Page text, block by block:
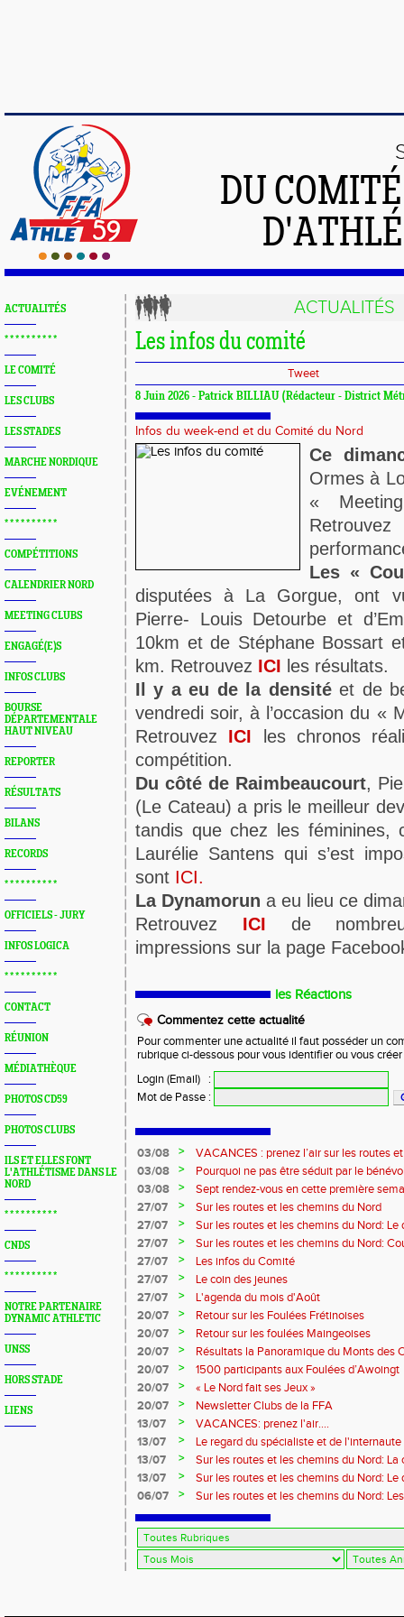
DU
ACTUALITÉS
* * * * * * * * * *
LE COMITÉ
LES CLUBS
LES STADES
MARCHE NORDIQUE
EVÉNEMENT
* * * * * * * * * *
COMPÉTITIONS
CALENDRIER NORD
MEETING CLUBS
ENGAGÉ(E)S
INFOS CLUBS
BOURSE
DÉPARTEMENTALE
HAUT NIVEAU
REPORTER
RÉSULTATS
BILANS
RECORDS
* * * * * * * * * *
OFFICIELS - JURY
INFOS LOGICA
* * * * * * * * * *
CONTACT
RÉUNION
MÉDIATHÈQUE
PHOTOS CD59
PHOTOS CLUBS
ILS ET ELLES FONT
L'ATHLÉTISME DANS LE
NORD
* * * * * * * * * *
CNDS
* * * * * * * * * *
NOTRE PARTENAIRE
DYNAMIC ATHLETIC
UNSS
HORS STADE
LIENS
ACTUALITÉS
Les infos du comité
Tweet
8 Juin 2026 - Patrick BILLIAU (Rédacteur - District
Infos du week-end et du Comité du Nord
Ce
Ormes à
«
Les «
disputées à La Gorgue, ont
Pierre- Louis Detourbe et
10km et de Stéphane Bossart
km. Retrouvez ICI les résultats.
Il y a eu de la densité et de
vendredi soir, à l’occasion du «
Retrouvez ICI les chronos
compétition.
Du côté de Raimbeaucourt,
(Le Cateau) a pris le meilleur
tandis que chez les féminines,
Laurélie Santens qui s’est
sont ICI.
La Dynamorun a eu lieu ce
Retrouvez
ICI de
impressions sur la page
les Réactions
Commentez cette actualité
Pour commenter une actualité il faut posséder un
rubrique ci-dessous pour vous identifier ou vous
Login (Email)
:
Mot de Passe :
03/08 >
VACANCES : prenez l’air sur les routes
03/08
>
Pourquoi ne pas être séduit par le
?...
03/08 >
Sept rendez-vous en cette première
27/07
>
Sur les routes et les chemins du Nord
27/07
>
Sur les routes et les chemins du Nord:
27/07
>
Sur les routes et les chemins du Nord:
Marque
27/07 >
Les infos du Comité
27/07
>
Le coin des jeunes
27/07
>
L'agenda du mois d'Août
20/07
>
Retour sur les Foulées Frétinoises
20/07
>
Retour sur les foulées Maingeoises
20/07
>
Résultats la Panoramique du Monts des
20/07
>
1500 participants aux Foulées d’Awoingt
20/07
>
« Le Nord fait ses Jeux »
20/07
>
Newsletter Clubs de la FFA
13/07
>
VACANCES: prenez l'air....
13/07
>
Le regard du spécialiste et de l'internaute
13/07
>
Sur les routes et les chemins du Nord: La
13/07
>
Sur les routes et les chemins du Nord:
06/07
> Sur les routes et les chemins du Nord: